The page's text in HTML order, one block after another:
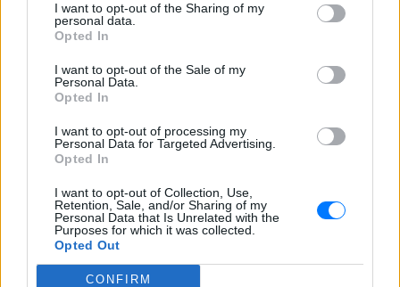
I want to opt-out of the Sharing of my
personal data.
Opted In
I want to opt-out of the Sale of my
Personal Data.
Opted In
I want to opt-out of processing my
Personal Data for Targeted Advertising.
Opted In
I want to opt-out of Collection, Use,
Retention, Sale, and/or Sharing of my
Personal Data that Is Unrelated with the
Purposes for which it was collected.
Opted Out
CONFIRM
Ως παραδοσιακό κέικ που φτιάχνεται συνήθως από
τη μητέρα, για τον Καρκίνο, η μηλόπιτα είναι ένα
επιδόρπιο φτιαγμένο με αγάπη, που ξυπνά όμορφες
αναμνήσεις.
Λέων - Banana split